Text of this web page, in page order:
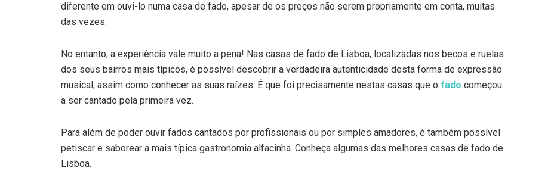
diferente em ouvi-lo numa casa de fado, apesar de os preços não serem propriamente em conta, muitas
das vezes.
No entanto, a experiência vale muito a pena! Nas casas de fado de Lisboa, localizadas nos becos e ruelas
dos seus bairros mais típicos, é possível descobrir a verdadeira autenticidade desta forma de expressão
musical, assim como conhecer as suas raízes. É que foi precisamente nestas casas que o fado começou
a ser cantado pela primeira vez.
Para além de poder ouvir fados cantados por profissionais ou por simples amadores, é também possível
petiscar e saborear a mais típica gastronomia alfacinha. Conheça algumas das melhores casas de fado de
Lisboa.